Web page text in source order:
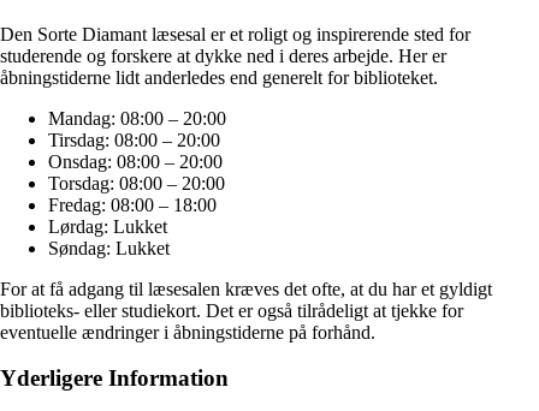
Den Sorte Diamant læsesal er et roligt og inspirerende sted for
studerende og forskere at dykke ned i deres arbejde. Her er
åbningstiderne lidt anderledes end generelt for biblioteket.
Mandag: 08:00 – 20:00
Tirsdag: 08:00 – 20:00
Onsdag: 08:00 – 20:00
Torsdag: 08:00 – 20:00
Fredag: 08:00 – 18:00
Lørdag: Lukket
Søndag: Lukket
For at få adgang til læsesalen kræves det ofte, at du har et gyldigt
biblioteks- eller studiekort. Det er også tilrådeligt at tjekke for
eventuelle ændringer i åbningstiderne på forhånd.
Yderligere Information